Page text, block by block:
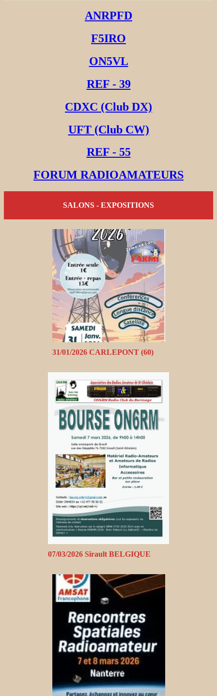
ANRPFD
F5IRO
ON5VL
REF - 39
CDXC (Club DX)
UFT (Club CW)
REF - 55
FORUM RADIOAMATEURS
SALONS - EXPOSITIONS
31/01/2026 CARLEPONT (60)
07/03/2026 Sirault BELGIQUE